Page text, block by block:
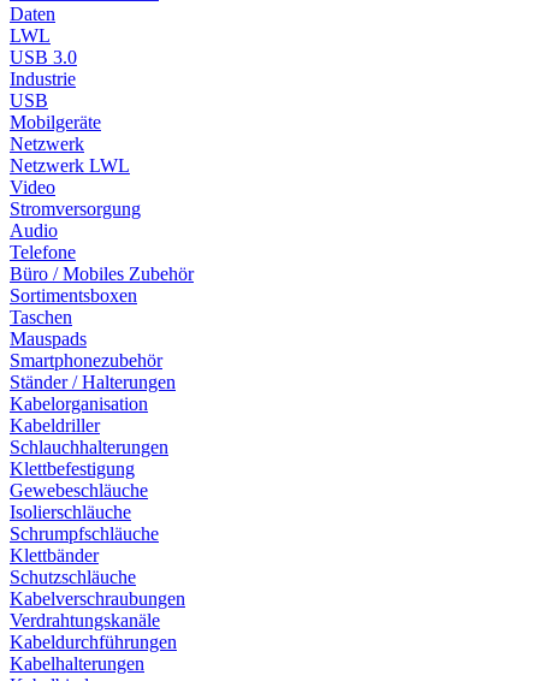
Daten
LWL
USB 3.0
Industrie
USB
Mobilgeräte
Netzwerk
Netzwerk LWL
Video
Stromversorgung
Audio
Telefone
Büro / Mobiles Zubehör
Sortimentsboxen
Taschen
Mauspads
Smartphonezubehör
Ständer / Halterungen
Kabelorganisation
Kabeldriller
Schlauchhalterungen
Klettbefestigung
Gewebeschläuche
Isolierschläuche
Schrumpfschläuche
Klettbänder
Schutzschläuche
Kabelverschraubungen
Verdrahtungskanäle
Kabeldurchführungen
Kabelhalterungen